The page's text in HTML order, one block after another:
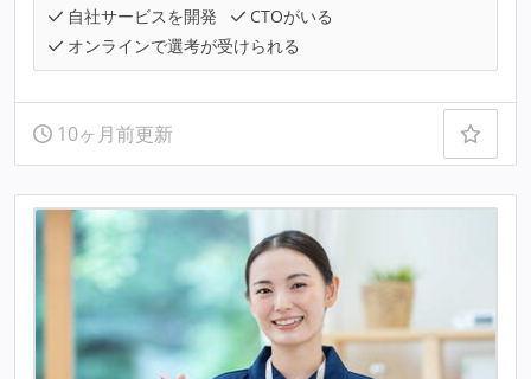
自社サービスを開発
CTOがいる
オンラインで選考が受けられる
10ヶ月前更新